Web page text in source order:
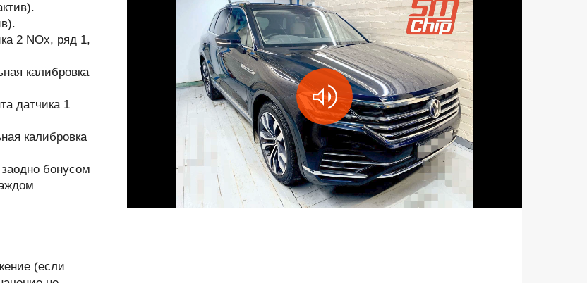
2 NOx, ряд 1,
калибровка
датчика 1
калибровка
бонусом
(если